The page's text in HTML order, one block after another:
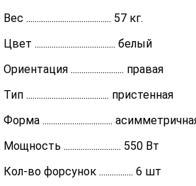
Вес ........................................ 57 кг.
Цвет ...................................... белый
Ориентация ......................... правая
Тип ....................................... пристенная
Форма .................................
Мощность ........................... 550 Вт
Кол-во форсунок ................ 6 шт